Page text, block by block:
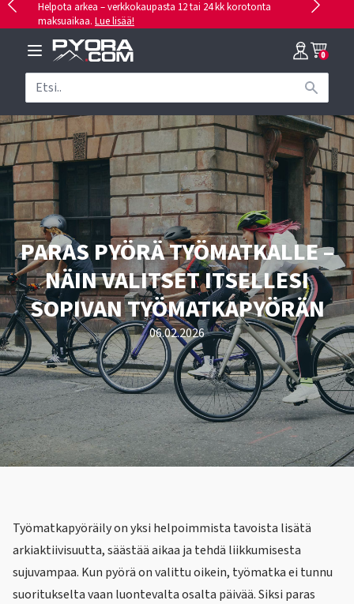
Helpota arkea – verkkokaupasta 12 tai 24 kk korotonta
maksuaikaa. Lue lisää!
0
PARAS PYÖRÄ TYÖMATKALLE –
NÄIN VALITSET ITSELLESI
SOPIVAN TYÖMATKAPYÖRÄN
06.02.2026
Työmatkapyöräily on yksi helpoimmista tavoista lisätä
arkiaktiivisuutta, säästää aikaa ja tehdä liikkumisesta
sujuvampaa. Kun pyörä on valittu oikein, työmatka ei tunnu
suoritukselta vaan luontevalta osalta päivää. Siksi paras